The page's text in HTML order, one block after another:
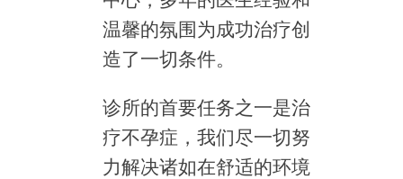
温馨的氛围为成功治疗创
造了一切条件。
诊所的首要任务之一是治
疗不孕症，我们尽一切努
力解决诸如在舒适的环境